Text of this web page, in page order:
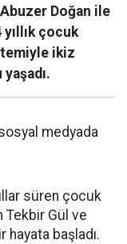
Abuzer Doğan ile
çocuk
ikiz
medyada
süren çocuk
Tekbir Gül ve
hayata başladı.